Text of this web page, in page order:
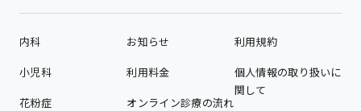
内科
小児科
花粉症
お知らせ
利用料金
オンライン診療の流れ
利用規約
個人情報の取り扱いに
関して